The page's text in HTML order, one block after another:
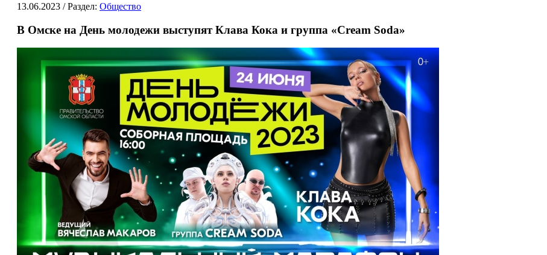
13.06.2023 / Раздел: Общество
В Омске на День молодежи выступят Клава Кока и группа «Cream Soda»